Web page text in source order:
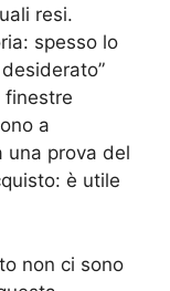
resi.
spesso lo
finestre
a
una prova del
è utile
non ci sono